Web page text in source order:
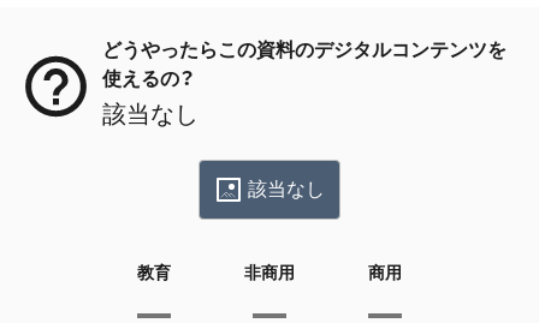
どうやったらこの資料のデジタルコンテンツを
使えるの？
該当なし
該当なし
教育 非商用 商用